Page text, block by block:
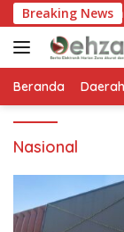
Langsung
ke
konten
Breaking News
Ada Senjata
Beranda Daerah
Nasional